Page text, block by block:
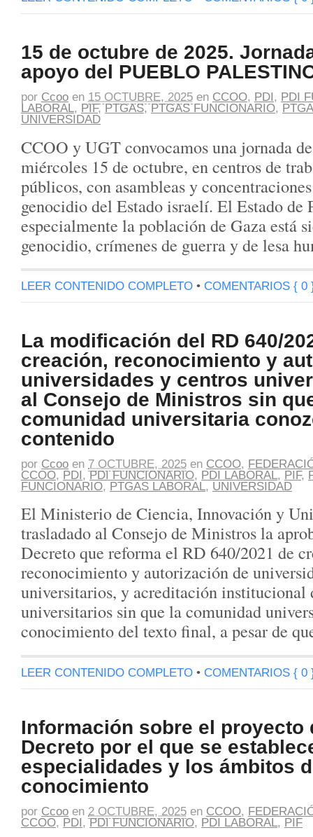
15 de octubre de 2025.
apoyo del PUEBLO
por Ccoo en 15 OCTUBRE, 2025 en CCOO, PDI, PDI
LABORAL, PIF,PTGAS,PTGAS FUNCIONARIO,
UNIVERSIDAD
CCOO y UGT convocamos una jornada
miércoles 15 de octubre, en centros de
públicos, con asambleas y
genocidio del Estado israelí. El Estado de
especialmente la población de Gaza está
genocidio, crímenes de guerra y de lesa
LEER CONTENIDO COMPLETO • COMENTARIOS { 0
La modificación del RD 640/
creación, reconocimiento y
universidades y centros
al Consejo de Ministros sin
comunidad universitaria
contenido
por Ccoo en 7 OCTUBRE, 2025 en CCOO,
CCOO, PDI,PDI FUNCIONARIO, PDI LABORAL, PIF,
FUNCIONARIO, PTGAS LABORAL, UNIVERSIDAD
El Ministerio de Ciencia, Innovación y
trasladado al Consejo de Ministros la
Decreto que reforma el RD 640/2021 de
reconocimiento y autorización de
universitarios, y acreditación institucional
universitarios sin que la comunidad
conocimiento del texto final, a pesar de
LEER CONTENIDO COMPLETO • COMENTARIOS { 0
Información sobre el proyecto
Decreto por el que se
especialidades y los ámbitos
conocimiento
por Ccoo en 2 OCTUBRE, 2025 en CCOO,
CCOO, PDI,PDI FUNCIONARIO, PDI LABORAL, PIF